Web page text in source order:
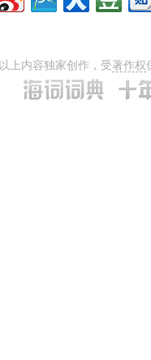
以上内容独家创作，受著作权